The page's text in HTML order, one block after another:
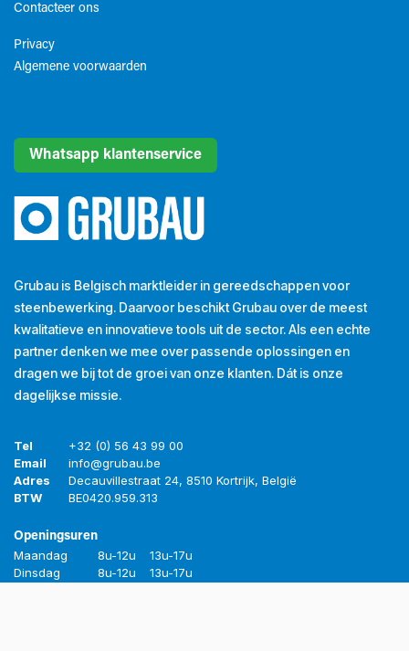
Contacteer ons
Privacy
Algemene voorwaarden​
Whatsapp klantenservice
Grubau is Belgisch marktleider in gereedschappen voor
steenbewerking. Daarvoor beschikt Grubau over de meest
kwalitatieve en innovatieve tools uit de sector. Als een echte
partner denken we mee over passende oplossingen en
dragen we bij tot de groei van onze klanten. Dát is onze
dagelijkse missie.
Tel
+32 (0) 56 43 99 00
Email
info@grubau.be
Adres
Decauvillestraat 24, 8510 Kortrijk, België
BTW
BE0420.959.313
Openingsuren
Maandag 8u-12u
13u-17u
Dinsdag
8u-12u
13u-17u